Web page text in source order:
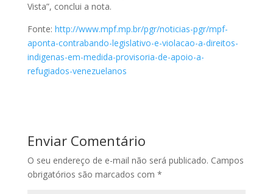
Vista”, conclui a nota.
Fonte: http://www.mpf.mp.br/pgr/noticias-pgr/mpf-
aponta-contrabando-legislativo-e-violacao-a-direitos-
indigenas-em-medida-provisoria-de-apoio-a-
refugiados-venezuelanos
Enviar Comentário
O seu endereço de e-mail não será publicado. Campos
obrigatórios são marcados com *